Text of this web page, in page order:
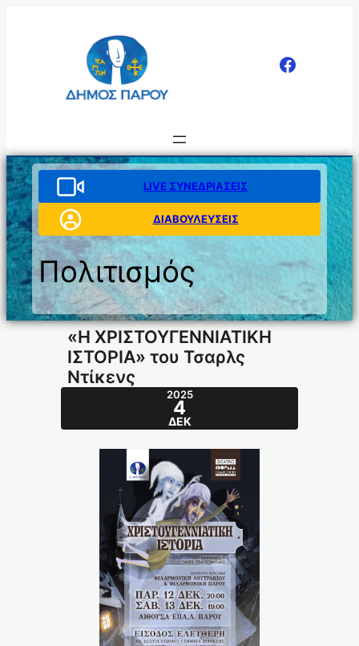
LIVE ΣΥΝΕΔΡΙΑΣΕΙΣ
ΔΙΑΒΟΥΛΕΥΣΕΙΣ
Πολιτισμός
«Η ΧΡΙΣΤΟΥΓΕΝΝΙΑΤΙΚΗ
ΙΣΤΟΡΙΑ» του Τσαρλς
Ντίκενς
2025
4
ΔΕΚ